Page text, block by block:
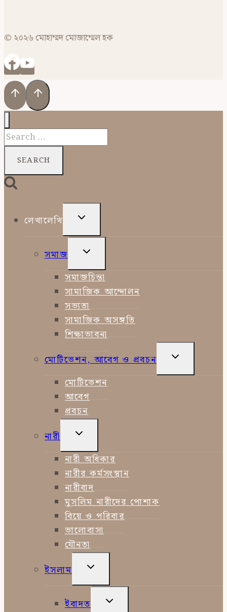
© ২০২৬ মোহাম্মদ মোজাম্মেল হক
Search
for:
লেখালেখি
TOGGLE
MENU
সমাজ
TOGGLE
MENU
সমাজচিন্তা
সামাজিক আন্দোলন
সভ্যতা
সামাজিক অসঙ্গতি
শিক্ষাভাবনা
মোটিভেশন, আবেগ ও প্রবচন
TOGGLE
মোটিভেশন
আবেগ
প্রবচন
নারী
TOGGLE
MENU
নারী অধিকার
নারীর কর্মসংস্থান
নারীবাদ
মুসলিম নারীদের পোশাক
বিয়ে ও পরিবার
ভালোবাসা
যৌনতা
ইসলাম
TOGGLE
MENU
ইবাদত
TOGGLE